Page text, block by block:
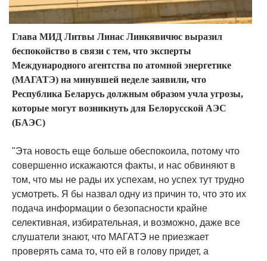
Глава МИД Литвы Линас Линкявичюс выразил
беспокойство в связи с тем, что эксперты
Международного агентства по атомной энергетике
(МАГАТЭ) на минувшей неделе заявили, что
Республика Беларусь должным образом учла угрозы,
которые могут возникнуть для Белорусской АЭС
(БАЭС)
"Эта новость еще больше обеспокоила, потому что
совершенно искажаются факты, и нас обвиняют в
том, что мы не рады их успехам, но успех тут трудно
усмотреть. Я бы назвал одну из причин то, что это их
подача информации о безопасности крайне
селективная, избирательная, и возможно, даже все
слушатели знают, что МАГАТЭ не приезжает
проверять сама то, что ей в голову придет, а